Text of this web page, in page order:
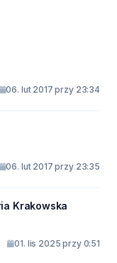
06. lut 2017 przy 23:34
06. lut 2017 przy 23:35
Krakowska
01. lis 2025 przy 0:51